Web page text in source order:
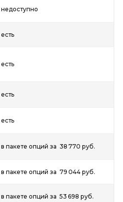
недоступно
есть
есть
есть
есть
в пакете опций за 38 770 руб.
в пакете опций за 79 044 руб.
в пакете опций за 53 698 руб.